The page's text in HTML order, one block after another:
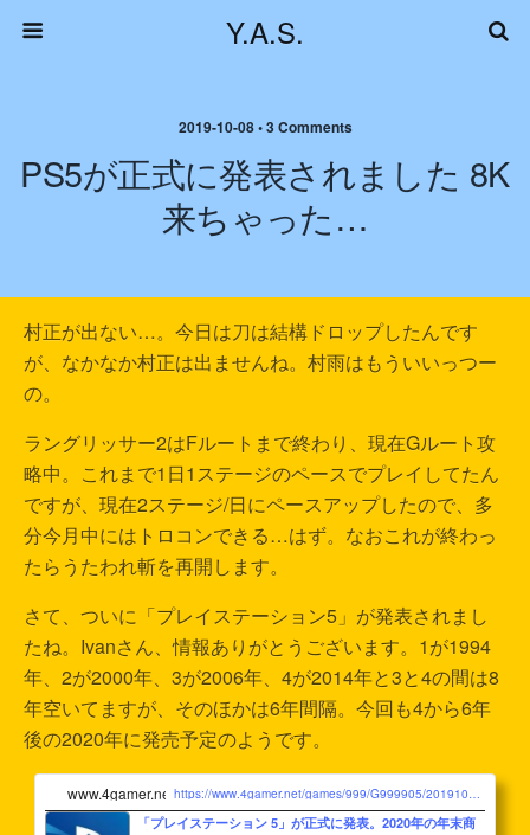
Y.A.S.
2019-10-08 • 3 Comments
PS5が正式に発表されました 8K
来ちゃった…
村正が出ない…。今日は刀は結構ドロップしたんです
が、なかなか村正は出ませんね。村雨はもういいっつー
の。
ラングリッサー2はFルートまで終わり、現在Gルート攻
略中。これまで1日1ステージのペースでプレイしてたん
ですが、現在2ステージ/日にペースアップしたので、多
分今月中にはトロコンできる…はず。なおこれが終わっ
たらうたわれ斬を再開します。
さて、ついに「プレイステーション5」が発表されまし
たね。Ivanさん、情報ありがとうございます。1が1994
年、2が2000年、3が2006年、4が2014年と3と4の間は8
年空いてますが、そのほかは6年間隔。今回も4から6年
後の2020年に発売予定のようです。
www.4gamer.net https://www.4gamer.net/games/999/G999905/20191008087/
「プレイステーション 5」が正式に発表。2020年の年末商